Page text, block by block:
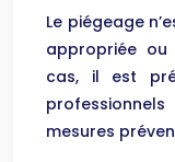
Le piégeage
appropriée
cas, il est
mesures